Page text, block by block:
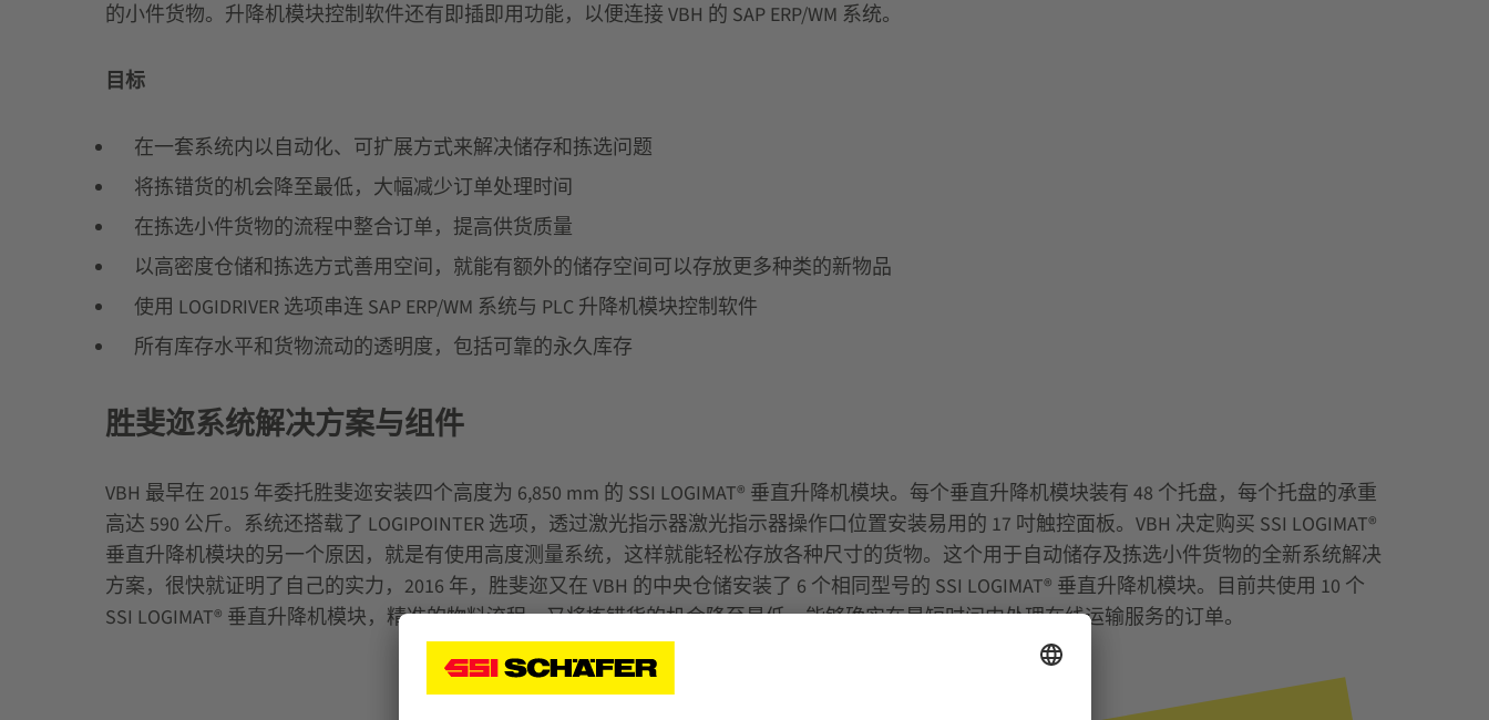
的小件货物。升降机模块控制软件还有即插即用功能，以便连接 VBH 的 SAP ERP/WM 系统。
目标
在一套系统内以自动化、可扩展方式来解决储存和拣选问题
将拣错货的机会降至最低，大幅减少订单处理时间
在拣选小件货物的流程中整合订单，提高供货质量
以高密度仓储和拣选方式善用空间，就能有额外的储存空间可以存放更多种类的新物品
使用 LOGIDRIVER 选项串连 SAP ERP/WM 系统与 PLC 升降机模块控制软件
所有库存水平和货物流动的透明度，包括可靠的永久库存
胜斐迩系统解决方案与组件
VBH 最早在 2015 年委托胜斐迩安装四个高度为 6,850 mm 的 SSI LOGIMAT® 垂直升降机模块。每个垂直升降机模块装有 48 个托盘，每个托盘的承重
高达 590 公斤。系统还搭载了 LOGIPOINTER 选项，透过激光指示器激光指示器操作口位置安装易用的 17 吋触控面板。VBH 决定购买 SSI LOGIMAT®
垂直升降机模块的另一个原因，就是有使用高度测量系统，这样就能轻松存放各种尺寸的货物。这个用于自动储存及拣选小件货物的全新系统解决
方案，很快就证明了自己的实力，2016 年，胜斐迩又在 VBH 的中央仓储安装了 6 个相同型号的 SSI LOGIMAT® 垂直升降机模块。目前共使用 10 个
SSI LOGIMAT® 垂直升降机模块，精准的物料流程，又将拣错货的机会降至最低，能够确实在最短时间内处理在线运输服务的订单。